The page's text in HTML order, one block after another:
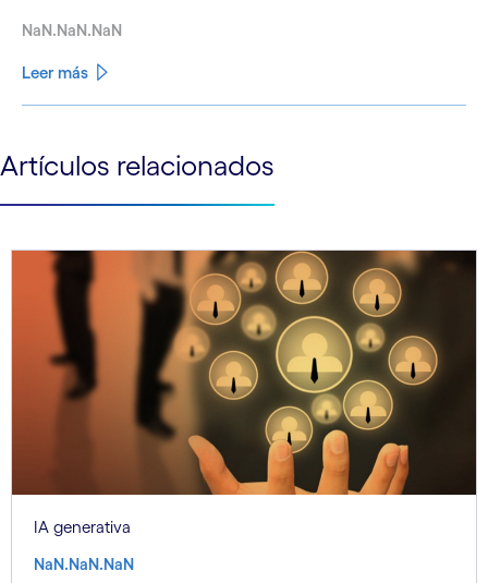
NaN.NaN.NaN
Leer más
See more See less
Artículos relacionados
IA generativa
NaN.NaN.NaN